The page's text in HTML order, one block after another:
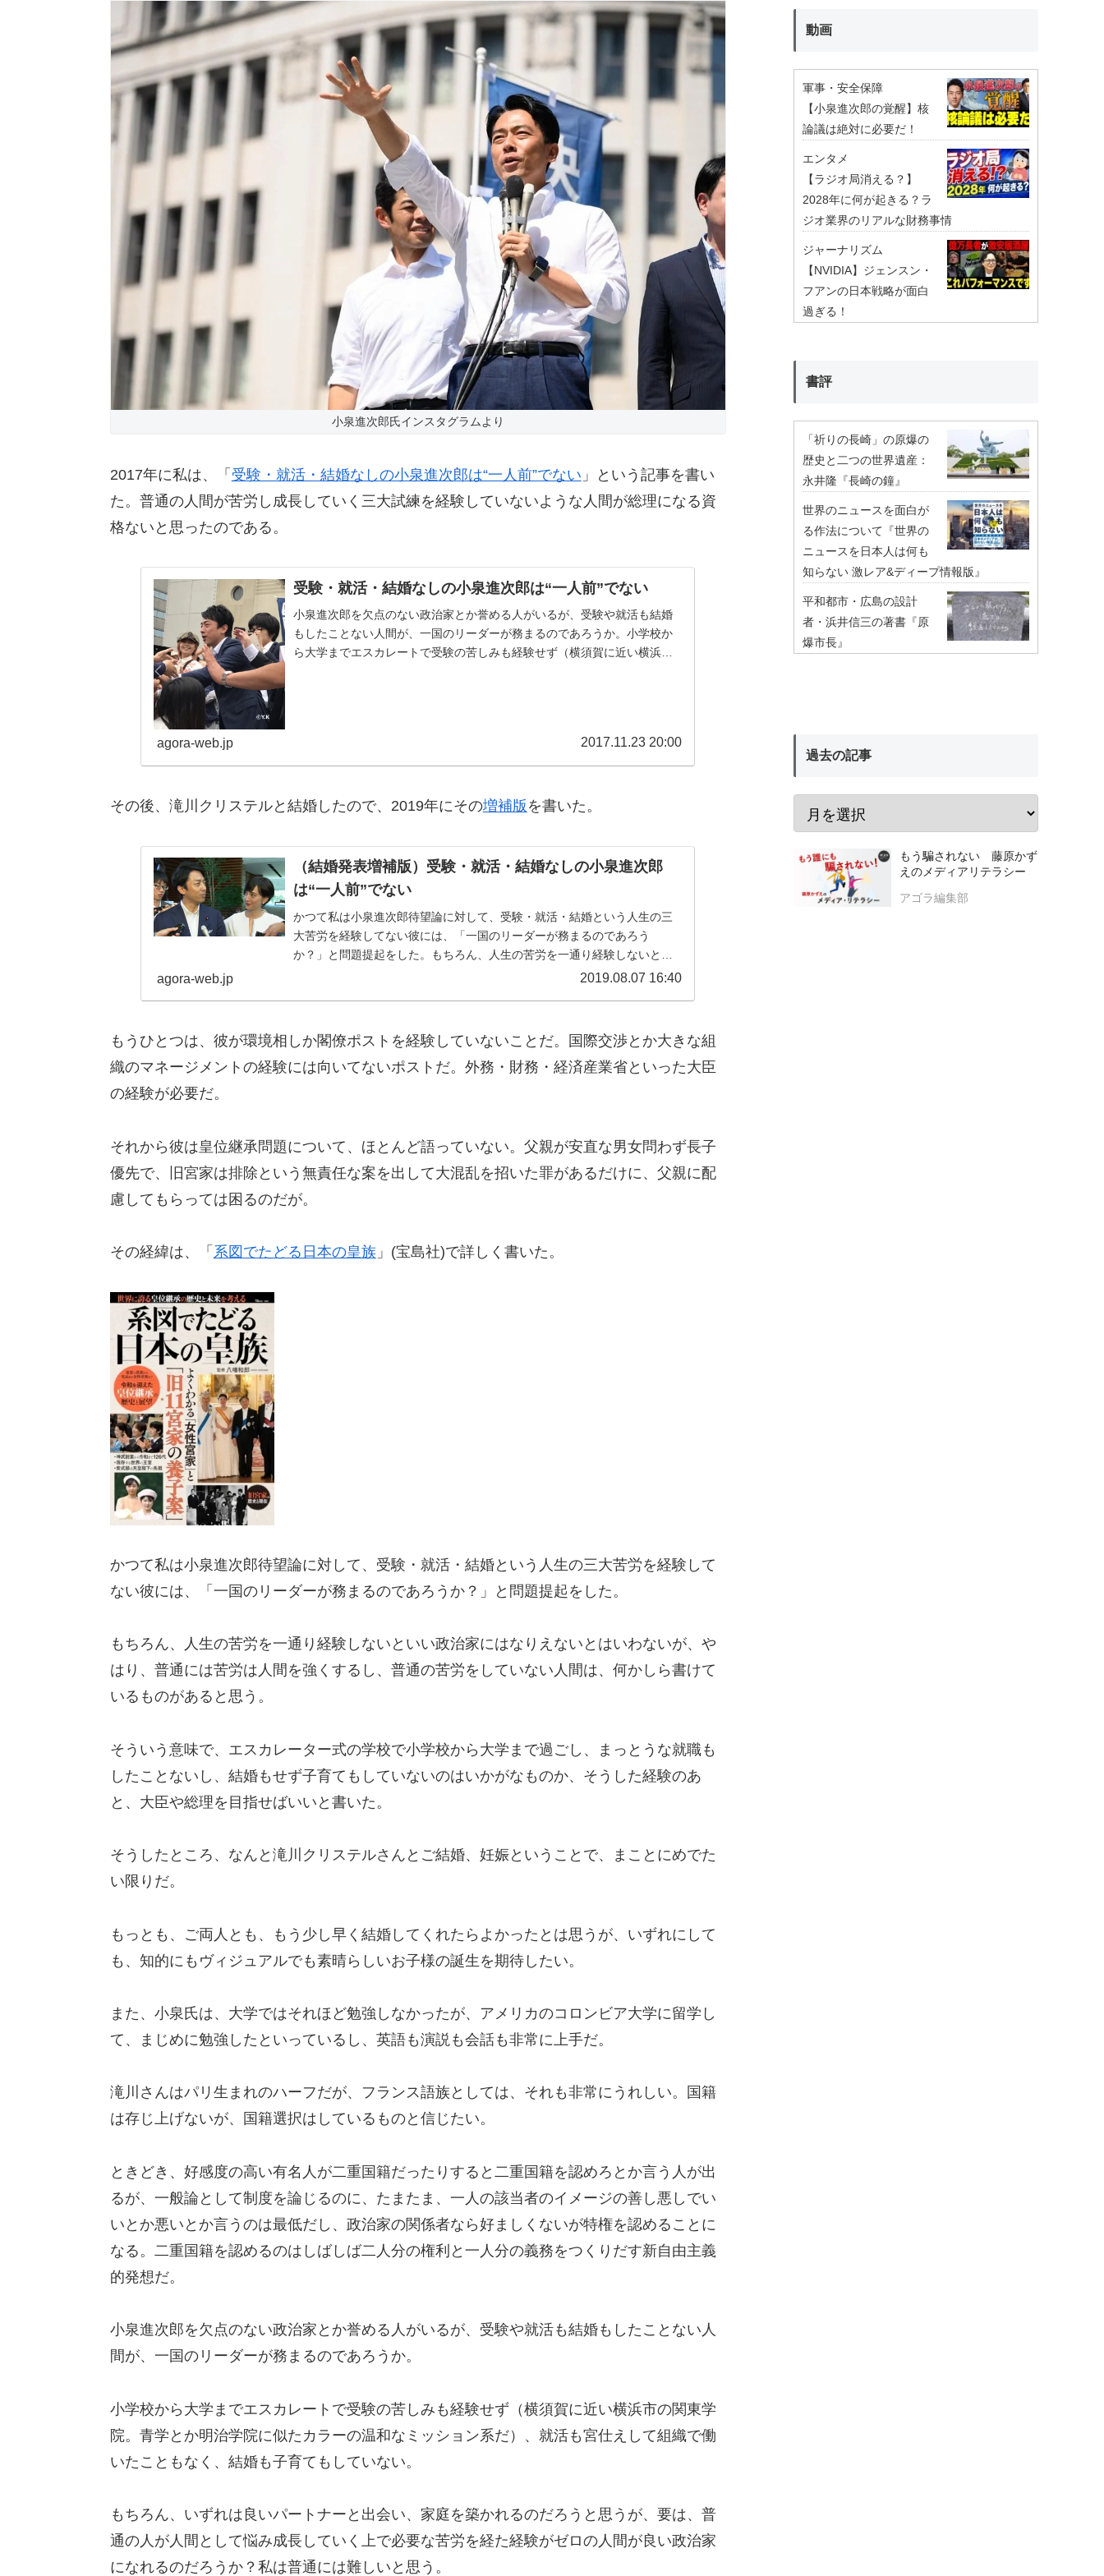
小泉進次郎氏インスタグラムより
2017年に私は、「 受験・就活・結婚なしの小泉進次郎は“一人前”でない 」という記事を書い
た。普通の人間が苦労し成長していく三大試練を経験していないような人間が総理になる資
格ないと思ったのである。
受験・就活・結婚なしの小泉進次郎は“一人前”でない
小泉進次郎を欠点のない政治家とか誉める人がいるが、受験や就活も結婚
もしたことない人間が、一国のリーダーが務まるのであろうか。小学校か
ら大学までエスカレートで受験の苦しみも経験せず（横須賀に近い横浜市
agora-web.jp 2017.11.23 20:00
その後、滝川クリステルと結婚したので、2019年にその増補版 を書いた。
（結婚発表増補版）受験・就活・結婚なしの小泉進次郎
は“一人前”でない
かつて私は小泉進次郎待望論に対して、受験・就活・結婚という人生の三
大苦労を経験してない彼には、「一国のリーダーが務まるのであろう
か？」と問題提起をした。もちろん、人生の苦労を一通り経験しないとい
agora-web.jp 2019.08.07 16:40
もうひとつは、彼が環境相しか閣僚ポストを経験していないことだ。国際交渉とか大きな組
織のマネージメントの経験には向いてないポストだ。外務・財務・経済産業省といった大臣
の経験が必要だ。
それから彼は皇位継承問題について、ほとんど語っていない。父親が安直な男女問わず長子
優先で、旧宮家は排除という無責任な案を出して大混乱を招いた罪があるだけに、父親に配
慮してもらっては困るのだが。
その経緯は、「 系図でたどる日本の皇族」(宝島社)で詳しく書いた。
かつて私は小泉進次郎待望論に対して、受験・就活・結婚という人生の三大苦労を経験して
ない彼には、「一国のリーダーが務まるのであろうか？」と問題提起をした。
もちろん、人生の苦労を一通り経験しないといい政治家にはなりえないとはいわないが、や
はり、普通には苦労は人間を強くするし、普通の苦労をしていない人間は、何かしら書けて
いるものがあると思う。
そういう意味で、エスカレーター式の学校で小学校から大学まで過ごし、まっとうな就職も
したことないし、結婚もせず子育てもしていないのはいかがなものか、そうした経験のあ
と、大臣や総理を目指せばいいと書いた。
そうしたところ、なんと滝川クリステルさんとご結婚、妊娠ということで、まことにめでた
い限りだ。
もっとも、ご両人とも、もう少し早く結婚してくれたらよかったとは思うが、いずれにして
も、知的にもヴィジュアルでも素晴らしいお子様の誕生を期待したい。
また、小泉氏は、大学ではそれほど勉強しなかったが、アメリカのコロンビア大学に留学し
て、まじめに勉強したといっているし、英語も演説も会話も非常に上手だ。
滝川さんはパリ生まれのハーフだが、フランス語族としては、それも非常にうれしい。国籍
は存じ上げないが、国籍選択はしているものと信じたい。
ときどき、好感度の高い有名人が二重国籍だったりすると二重国籍を認めろとか言う人が出
るが、一般論として制度を論じるのに、たまたま、一人の該当者のイメージの善し悪しでい
いとか悪いとか言うのは最低だし、政治家の関係者なら好ましくないが特権を認めることに
なる。二重国籍を認めるのはしばしば二人分の権利と一人分の義務をつくりだす新自由主義
的発想だ。
小泉進次郎を欠点のない政治家とか誉める人がいるが、受験や就活も結婚もしたことない人
間が、一国のリーダーが務まるのであろうか。
小学校から大学までエスカレートで受験の苦しみも経験せず（横須賀に近い横浜市の関東学
院。青学とか明治学院に似たカラーの温和なミッション系だ）、就活も宮仕えして組織で働
いたこともなく、結婚も子育てもしていない。
もちろん、いずれは良いパートナーと出会い、家庭を築かれるのだろうと思うが、要は、普
通の人が人間として悩み成長していく上で必要な苦労を経た経験がゼロの人間が良い政治家
になれるのだろうか？私は普通には難しいと思う。
動画
軍事・安全保障
【小泉進次郎の覚醒】核
論議は絶対に必要だ！
エンタメ
【ラジオ局消える？】
2028年に何が起きる？ラ
ジオ業界のリアルな財務事情
ジャーナリズム
【NVIDIA】ジェンスン・
フアンの日本戦略が面白
過ぎる！
書評
「祈りの長崎」の原爆の
歴史と二つの世界遺産：
永井隆『長崎の鐘』
世界のニュースを面白が
る作法について『世界の
ニュースを日本人は何も
知らない 激レア&ディープ情報版』
平和都市・広島の設計
者・浜井信三の著書『原
爆市長』
過去の記事
もう騙されない 藤原かず
えのメディアリテラシー
アゴラ編集部